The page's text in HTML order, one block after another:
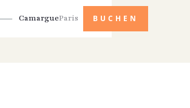
CamargueParis BUCHEN